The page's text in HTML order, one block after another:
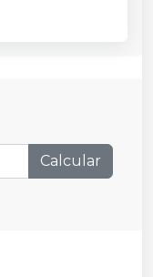
Calcular